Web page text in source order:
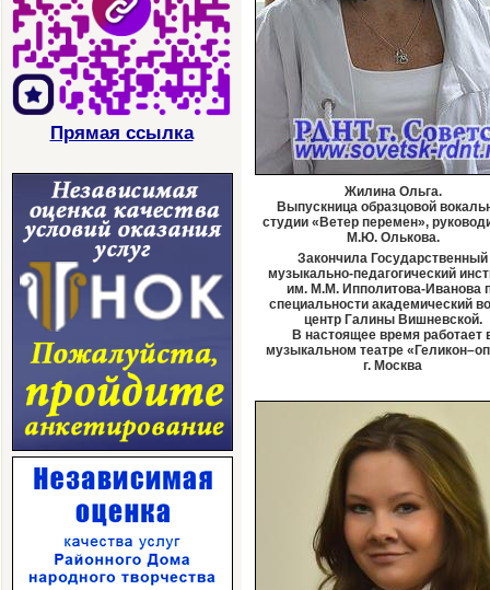
Прямая ссылка
Жилина Ольга.
Выпускница образцовой
студии «Ветер перемен»,
М.Ю. Олькова.
Закончила Государственный
музыкально-педагогический
им. М.М. Ипполитова-Иванова
специальности академический
центр Галины Вишневской.
В настоящее время работает
музыкальном театре
г. Москва